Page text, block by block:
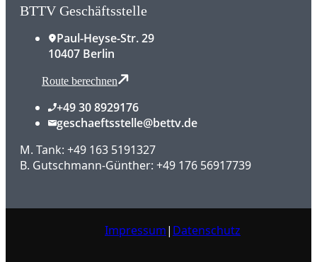
BTTV Geschäftsstelle
Paul-Heyse-Str. 29
10407 Berlin
Route berechnen
+49 30 8929176
geschaeftsstelle@bettv.de
M. Tank: +49 163 5191327
B. Gutschmann-Günther: +49 176 56917739
Impressum| Datenschutz